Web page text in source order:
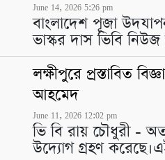
June 14, 2026 5:26 pm
বাংলাদেশ পূজা
ভাস্কর দাস ভিবি
লক্ষীপুরে প্রস্তাবিত
আহমেদ
June 11, 2026 12:02 pm
ভি বি রায় চৌধুরী -
উদ্যোগ গ্রহণ